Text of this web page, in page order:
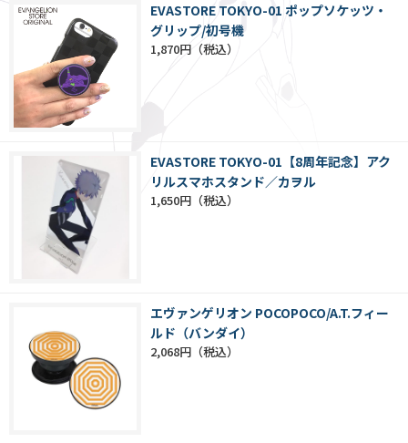
EVASTORE TOKYO-01 ポップソケッツ・
グリップ/初号機
1,870円
EVASTORE TOKYO-01【8周年記念】アク
リルスマホスタンド／カヲル
1,650円
エヴァンゲリオン POCOPOCO/A.T.フィー
ルド（バンダイ）
2,068円